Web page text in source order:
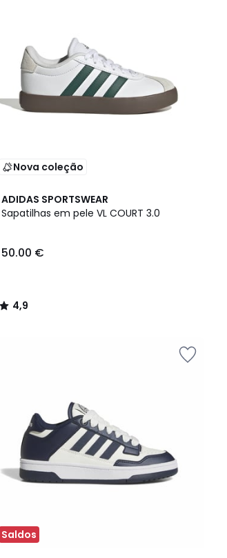
Nova coleção
ADIDAS SPORTSWEAR
Sapatilhas em pele VL COURT 3.0
50.00 €
4,9
/ 5
4,9
/
Saldos